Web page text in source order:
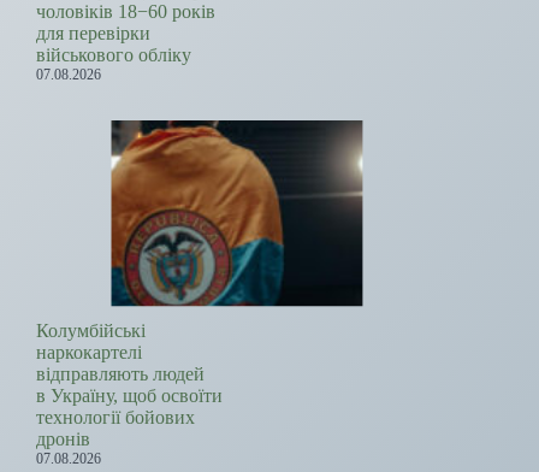
чоловіків 18−60 років
для перевірки
військового обліку
07.08.2026
Колумбійські
наркокартелі
відправляють людей
в Україну, щоб освоїти
технології бойових
дронів
07.08.2026